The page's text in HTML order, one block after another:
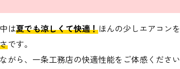
は夏でも涼しくて快適！ほんの少しエアコン
です。
がら、一条工務店の快適性能をご体感ください